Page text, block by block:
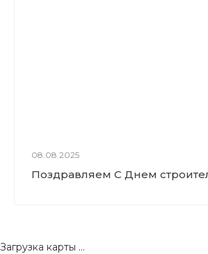
08.08.2025
Поздравляем С Днем
Загрузка карты ...